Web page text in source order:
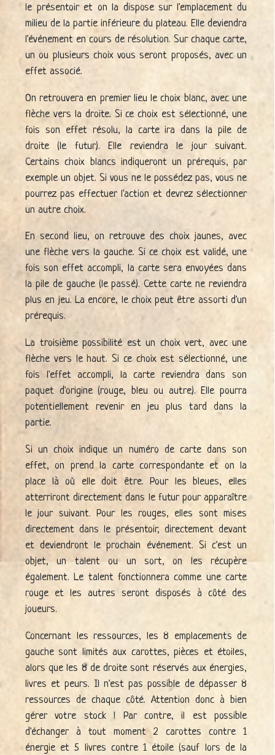
le présentoir et on la dispose sur l'emplacement du
milieu de la partie inférieure du plateau. Elle deviendra
l'événement en cours de résolution. Sur chaque carte,
un ou plusieurs choix vous seront proposés, avec un
effet associé.
On retrouvera en premier lieu le choix blanc, avec une
flèche vers la droite. Si ce choix est sélectionné, une
fois son effet résolu, la carte ira dans la pile de
droite (le futur). Elle reviendra le jour suivant.
Certains choix blancs indiqueront un prérequis, par
exemple un objet. Si vous ne le possédez pas, vous ne
pourrez pas effectuer l'action et devrez sélectionner
un autre choix.
En second lieu, on retrouve des choix jaunes, avec
une flèche vers la gauche. Si ce choix est validé, une
fois son effet accompli, la carte sera envoyées dans
la pile de gauche (le passé). Cette carte ne reviendra
plus en jeu. La encore, le choix peut être assorti d'un
prérequis.
La troisième possibilité est un choix vert, avec une
flèche vers le haut. Si ce choix est sélectionné, une
fois l'effet accompli, la carte reviendra dans son
paquet d'origine (rouge, bleu ou autre). Elle pourra
potentiellement revenir en jeu plus tard dans la
partie.
Si un choix indique un numéro de carte dans son
effet, on prend la carte correspondante et on la
place là où elle doit être. Pour les bleues, elles
atterriront directement dans le futur pour apparaître
le jour suivant. Pour les rouges, elles sont mises
directement dans le présentoir, directement devant
et deviendront le prochain événement. Si c'est un
objet, un talent ou un sort, on les récupère
également. Le talent fonctionnera comme une carte
rouge et les autres seront disposés à côté des
joueurs.
Concernant les ressources, les 8 emplacements de
gauche sont limités aux carottes, pièces et étoiles,
alors que les 8 de droite sont réservés aux énergies,
livres et peurs. Il n'est pas possible de dépasser 8
ressources de chaque côté. Attention donc à bien
gérer votre stock ! Par contre, il est possible
d'échanger à tout moment 2 carottes contre 1
énergie et 5 livres contre 1 étoile (sauf lors de la